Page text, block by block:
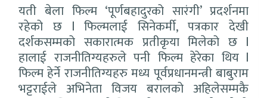
यती बेला फिल्म ‘पूर्णबहादुरको सारंगी’ प्रदर्शनमा
रहेको छ l फिल्मलाई सिनेकर्मी, पत्रकार देखी
दर्शकसम्मको सकारात्मक प्रतीकृया मिलेको छ l
हालाई राजनीतिग्यहरुले पनी फिल्म हेरेका थिय l
फिल्म हेर्ने राजनीतिग्यहरु मध्य पूर्वप्रधानमन्त्री बाबुराम
भट्टराईले अभिनेता विजय बरालको अहिलेसम्मकै